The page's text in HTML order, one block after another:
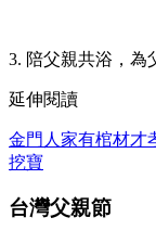
3. 陪父親共浴，為
延伸閱讀
金門人家有棺材才
挖寶
台灣父親節